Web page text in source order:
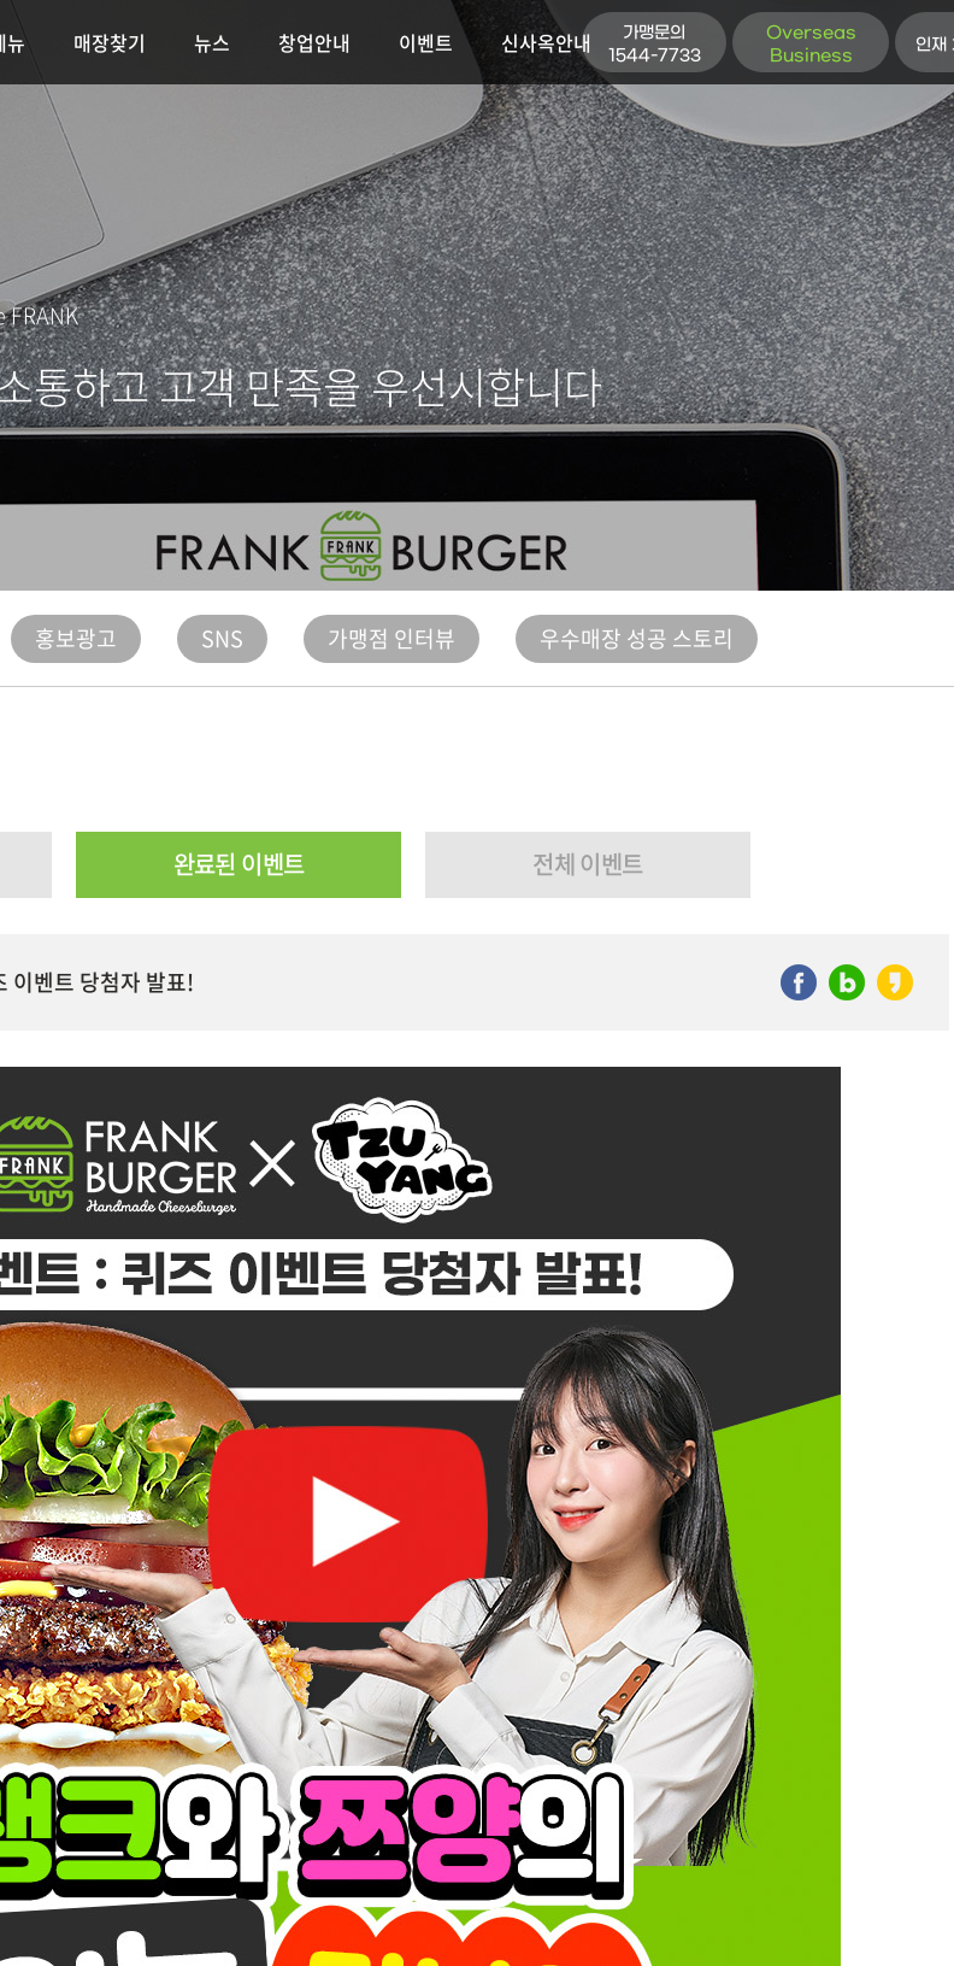
가맹문의
1544-7733
Overseas
Business
인재
뉴 매장찾기 뉴스 창업안내 이벤트 신사옥안내
통하고 고객 만족을 우선시합니다
홍보광고 SNS 가맹점 인터뷰 우수매장 성공 스토리
완료된 이벤트 전체 이벤트
이벤트 당첨자 발표!